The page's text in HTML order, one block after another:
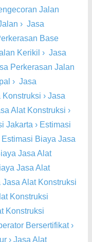
Jalan
› Jasa
Base
Kerikil › Jasa
Perkerasan Jalan
› Jasa
Konstruksi › Jasa
Alat Konstruksi ›
Jakarta › Estimasi
Estimasi Biaya Jasa
Jasa Alat
Jasa Alat
Alat Konstruksi
Konstruksi
Konstruksi
Bersertifikat›
› Jasa Alat